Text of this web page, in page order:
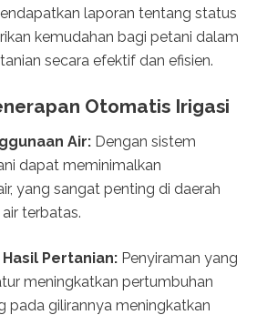
laporan tentang status
kemudahan bagi petani dalam
secara efektif dan efisien.
Otomatis Irigasi
Air: Dengan sistem
dapat meminimalkan
yang sangat penting di daerah
terbatas.
Pertanian: Penyiraman yang
meningkatkan pertumbuhan
pada gilirannya meningkatkan